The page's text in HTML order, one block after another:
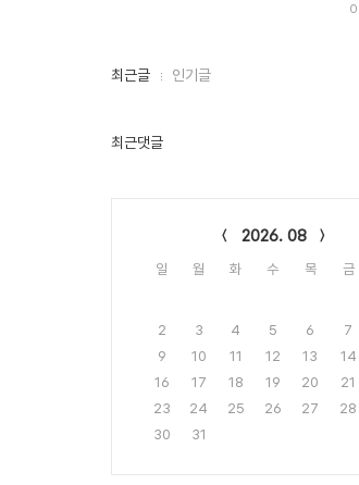
최
인
최근글 인기글
최근댓글
2026. 08
일 월 화 수 목 금
2
3 4 5 6 7
9
10 11 12 13 14
16
17 18 19 20 21
23
24 25 26 27 28
30
31